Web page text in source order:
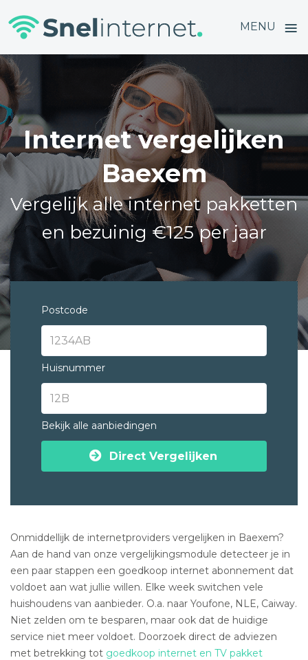
MENU ≡
Skip
to
content
Internet vergelijken
Baexem
Vergelijk alle internet pakketten
en bezuinig €125 per jaar
Postcode
Huisnummer
Bekijk alle aanbiedingen
Direct Vergelijken
Onmiddellijk de internetproviders vergelijken in Baexem?
Aan de hand van onze vergelijkingsmodule detecteer je in
een paar stappen een goedkoop internet abonnement dat
voldoet aan wat jullie willen. Elke week switchen vele
huishoudens van aanbieder. O.a. naar Youfone, NLE, Caiway.
Niet zelden om te besparen, maar ook dat de huidige
service niet meer voldoet. Doorzoek direct de adviezen
met betrekking tot goedkoop internet en TV pakket